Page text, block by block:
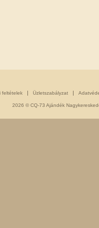
feltételek Üzletszabályzat
2026 © CQ-73 Ajándék